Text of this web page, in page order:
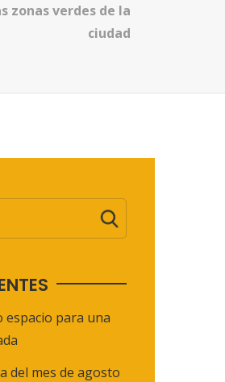
zonas verdes de la
ciudad
espacio para una
del mes de agosto